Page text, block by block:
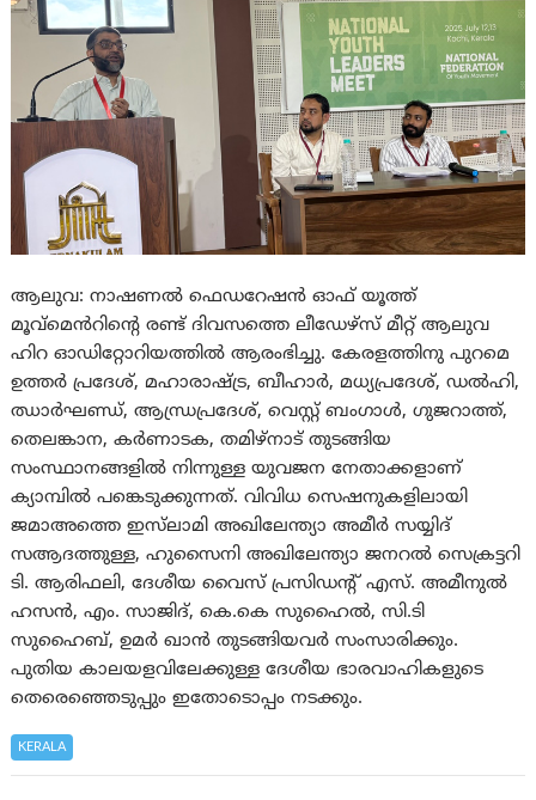
ആലുവ: നാഷണൽ ഫെഡറേഷൻ ഓഫ് യൂത്ത്
മൂവ്മെൻറിന്റെ രണ്ട് ദിവസത്തെ ലീഡേഴ്സ് മീറ്റ് ആലുവ
ഹിറ ഓഡിറ്റോറിയത്തിൽ ആരംഭിച്ചു. കേരളത്തിനു പുറമെ
ഉത്തർ പ്രദേശ്, മഹാരാഷ്ട്ര, ബീഹാർ, മധ്യപ്രദേശ്, ഡൽഹി,
ഝാർഘണ്ഡ്, ആന്ധ്രപ്രദേശ്, വെസ്റ്റ് ബംഗാൾ, ഗുജറാത്ത്,
തെലങ്കാന, കർണാടക, തമിഴ്നാട് തുടങ്ങിയ
സംസ്ഥാനങ്ങളിൽ നിന്നുള്ള യുവജന നേതാക്കളാണ്
ക്യാമ്പിൽ പങ്കെടുക്കുന്നത്. വിവിധ സെഷനുകളിലായി
ജമാഅത്തെ ഇസ്‌ലാമി അഖിലേന്ത്യാ അമീർ സയ്യിദ്
സആദത്തുള്ള, ഹുസൈനി അഖിലേന്ത്യാ ജനറൽ സെക്രട്ടറി
ടി. ആരിഫലി, ദേശീയ വൈസ് പ്രസിഡന്റ് എസ്. അമീനുൽ
ഹസൻ, എം. സാജിദ്, കെ.കെ സുഹൈൽ, സി.ടി
സുഹൈബ്, ഉമർ ഖാൻ തുടങ്ങിയവർ സംസാരിക്കും.
പുതിയ കാലയളവിലേക്കുള്ള ദേശീയ ഭാരവാഹികളുടെ
തെരെഞ്ഞെടുപ്പും ഇതോടൊപ്പം നടക്കും.
KERALA